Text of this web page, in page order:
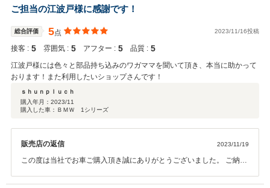
ご依頼させて頂きました。 必要書類はリスト化していただいており 非常に
分かりやすいです。 また、各書類も記載箇所にポストイットを 貼って下さ
っており迷うことはございません。 3 納車 結果、急なタイヤ履き替えや 年
末年始を挟んだにもかかわらず 19営業日で納車頂きました。 納車時に担当
まで気になるため、 申し訳ないとは思いつつも 気になる点は全て確認させ
ていただきましたが 嫌な顔一つされず一つ一つご確認の上、 丁寧にご説明
頂きました。 納車後も車に問題はなく満足しております。 ありがとうござ
いました。 これまでは 外車の中古車になかなか踏み出せませんでしたが 購
助かりました。 LINEでのやり取りのため、 平日も仕事の合間にわざわざ電
話する必要がなく 迅速なやり取りが出来ました。 今回の車は予算の都合
高年式の購入を目標に こちらで購入させて頂ければと考えております。 今
後ともよろしくお願い致します。
320iグランツーリスモ/Mスポーツは走行2万K台でオプションの本革シ
ート付。 BMW専門店でも滅多に入庫しない組み合わせのお車です。
中古車評価も4．5点と、とっても綺麗なお車でした。 フィルム施工を
サービスにてさせていただき更に外装が引き締まりました♪ 次回の車
検もお気軽にお問合せ下さい。 引き続きサポートさせて頂きますの
で、今後ともどうぞ宜しくお願い申し上げます。お近くまで来られた
際はお気軽にお立ち寄りください。 この度は誠にありがとうございま
ご担当の江波戸様に感謝です！
総合評価 5点 2023/11/16投稿
接客 : 5 雰囲気 : 5 アフター : 5 品質 : 5
江波戸様には色々と部品持ち込みのワガママを聞いて頂き、本当に助かって
おります！また利用したいショップさんです！
ｓｈｕｎｐｌｕｃｈ
購入年月： 2023/11
購入した車：ＢＭＷ 1シリーズ
販売店の返信 2023/11/19
この度は当社でお車ご購入頂き誠にありがとうございました。 ご納車
幸いです。 お困りの際はいつでもご連絡頂けましたらと思います。 今